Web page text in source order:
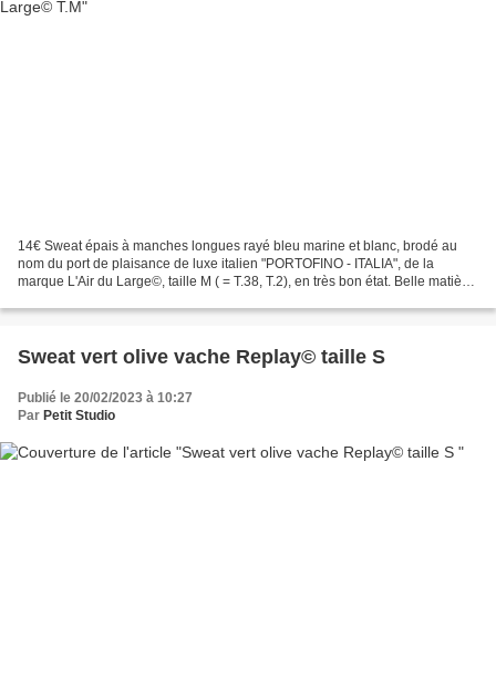
14€ Sweat épais à manches longues rayé bleu marine et blanc, brodé au
nom du port de plaisance de luxe italien "PORTOFINO - ITALIA", de la
marque L'Air du Large©, taille M ( = T.38, T.2), en très bon état. Belle matière,
Sweat vert olive vache Replay© taille S
Publié le 20/02/2023 à 10:27
Par Petit Studio